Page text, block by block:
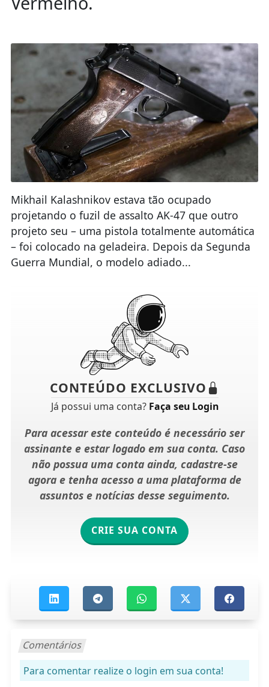
Mikhail Kalashnikov estava tão ocupado
projetando o fuzil de assalto AK-47 que outro
projeto seu – uma pistola totalmente automática
– foi colocado na geladeira. Depois da Segunda
Guerra Mundial, o modelo adiado...
CONTEÚDO EXCLUSIVO
Já possui uma conta? Faça seu Login
Para acessar este conteúdo é necessário ser
assinante e estar logado em sua conta. Caso
não possua uma conta ainda, cadastre-se
agora e tenha acesso a uma plataforma de
assuntos e notícias desse seguimento.
CRIE SUA CONTA
Comentários
Para comentar realize o login em sua conta!